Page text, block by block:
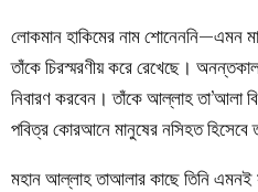
লোকমান হাকিমের নাম শোনেননি—এমন
তাঁকে চিরস্মরণীয় করে রেখেছে। অনন্তকাল
নিবারণ করবেন। তাঁকে আল্লাহ তা’আলা
পবিত্র কোরআনে মানুষের নসিহত হিসেবে
মহান আল্লাহ তাআলার কাছে তিনি এমনই